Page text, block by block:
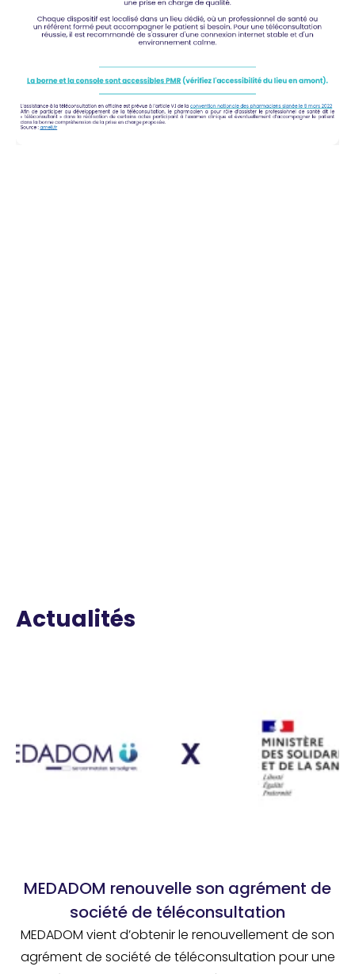
Actualités
MEDADOM renouvelle son agrément de
société de téléconsultation
MEDADOM vient d’obtenir le renouvellement de son
agrément de société de téléconsultation pour une